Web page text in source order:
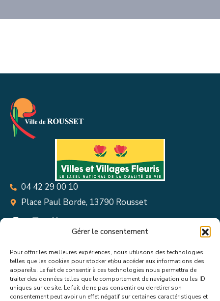
Gérer le consentement
Pour offrir les meilleures expériences, nous utilisons des technologies
telles que les cookies pour stocker et/ou accéder aux informations des
appareils. Le fait de consentir à ces technologies nous permettra de
traiter des données telles que le comportement de navigation ou les ID
uniques sur ce site. Le fait de ne pas consentir ou de retirer son
consentement peut avoir un effet négatif sur certaines caractéristiques et
04 42 29 00 10
Place Paul Borde, 13790 Rousset
Suivez toutes les informations &
actualités de votre ville !